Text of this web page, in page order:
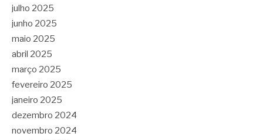
julho 2025
junho 2025
maio 2025
abril 2025
março 2025
fevereiro 2025
janeiro 2025
dezembro 2024
novembro 2024